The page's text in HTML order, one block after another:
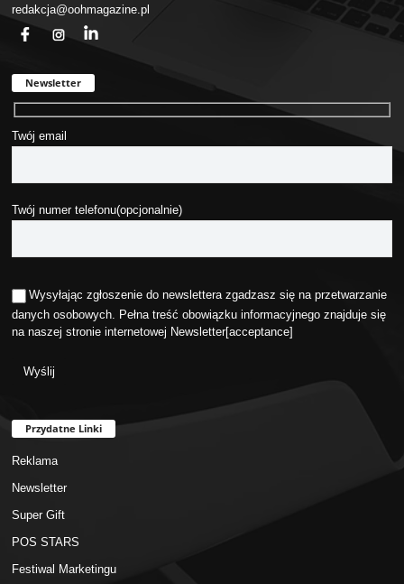
redakcja@oohmagazine.pl
Newsletter
Twój email
Twój numer telefonu(opcjonalnie)
Wysyłając zgłoszenie do newslettera zgadzasz się na przetwarzanie
danych osobowych. Pełna treść obowiązku informacyjnego znajduje się
na naszej stronie internetowej Newsletter[acceptance]
Przydatne Linki
Reklama
Newsletter
Super Gift
POS STARS
Festiwal Marketingu